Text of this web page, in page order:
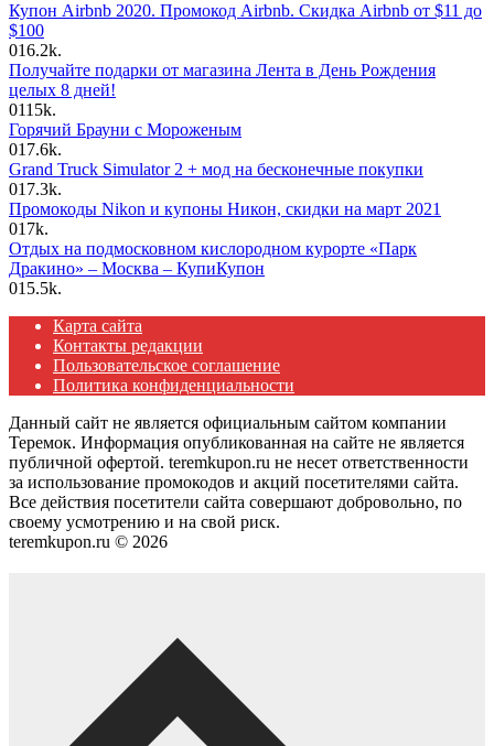
Купон Airbnb 2020. Промокод Airbnb. Скидка Airbnb от $11 до
$100
016.2k.
Получайте подарки от магазина Лента в День Рождения
целых 8 дней!
0115k.
Горячий Брауни с Мороженым
017.6k.
Grand Truck Simulator 2 + мод на бесконечные покупки
017.3k.
Промокоды Nikon и купоны Никон, скидки на март 2021
017k.
Отдых на подмосковном кислородном курорте «Парк
Дракино» – Москва – КупиКупон
015.5k.
Карта сайта
Контакты редакции
Пользовательское соглашение
Политика конфиденциальности
Данный сайт не является официальным сайтом компании
Теремок. Информация опубликованная на сайте не является
публичной офертой. teremkupon.ru не несет ответственности
за использование промокодов и акций посетителями сайта.
Все действия посетители сайта совершают добровольно, по
своему усмотрению и на свой риск.
teremkupon.ru © 2026